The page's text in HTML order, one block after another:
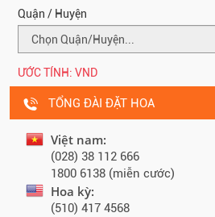
Quận / Huyện
ƯỚC TÍNH: VND
TỔNG ĐÀI ĐẶT HOA
Việt nam:
(028) 38 112 666
1800 6138 (miễn cước)
Hoa kỳ:
(510) 417 4568